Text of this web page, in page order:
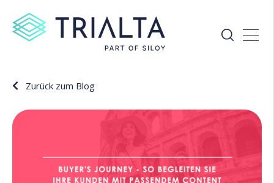
Zurück zum Blog